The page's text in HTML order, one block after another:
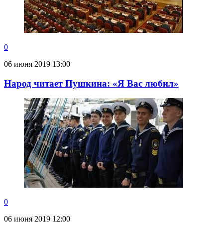
0
06 июня 2019 13:00
Народ читает Пушкина: «Я Вас любил»
0
06 июня 2019 12:00